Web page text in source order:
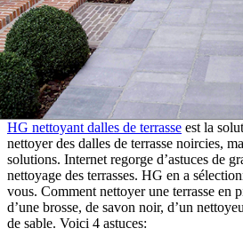
HG nettoyant dalles de terrasse est la
nettoyer des dalles de terrasse noircies,
solutions. Internet regorge d’astuces de
nettoyage des terrasses. HG en a
vous. Comment nettoyer une terrasse en
d’une brosse, de savon noir, d’un
de sable. Voici 4 astuces: